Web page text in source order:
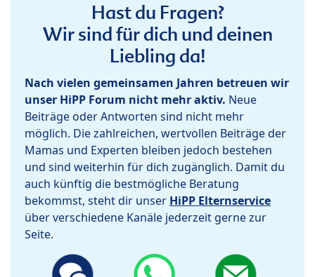
Hast du Fragen?
Wir sind für dich und deinen
Liebling da!
Nach vielen gemeinsamen Jahren betreuen wir
unser HiPP Forum nicht mehr aktiv. Neue
Beiträge oder Antworten sind nicht mehr
möglich. Die zahlreichen, wertvollen Beiträge der
Mamas und Experten bleiben jedoch bestehen
und sind weiterhin für dich zugänglich. Damit du
auch künftig die bestmögliche Beratung
bekommst, steht dir unser HiPP Elternservice
über verschiedene Kanäle jederzeit gerne zur
Seite.